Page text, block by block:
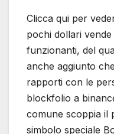
Clicca qui per
pochi dollari
funzionanti, del
anche aggiunto
rapporti con le
blockfolio a
comune scoppia il
simbolo speciale